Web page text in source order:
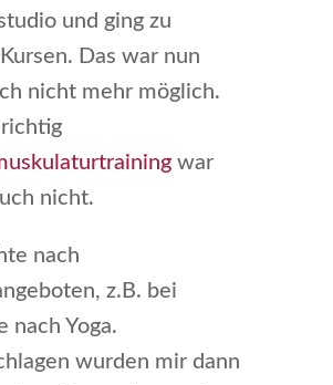
und ging zu
Das war nun
nicht mehr möglich.
war
nicht.
nach
z.B. bei
nach Yoga.
wurden mir dann